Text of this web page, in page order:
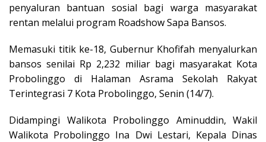
penyaluran bantuan sosial bagi warga masyarakat
rentan melalui program Roadshow Sapa Bansos.
Memasuki titik ke-18, Gubernur Khofifah menyalurkan
bansos senilai Rp 2,232 miliar bagi masyarakat Kota
Probolinggo di Halaman Asrama Sekolah Rakyat
Terintegrasi 7 Kota Probolinggo, Senin (14/7).
Didampingi Walikota Probolinggo Aminuddin, Wakil
Walikota Probolinggo Ina Dwi Lestari, Kepala Dinas